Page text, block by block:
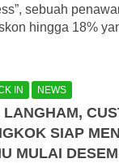
sebuah
hingga 18%
IN NEWS
LANGHAM,
SIAP
MULAI